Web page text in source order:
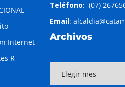
Internet
R
Teléfono: (07)
Email:
Archivos